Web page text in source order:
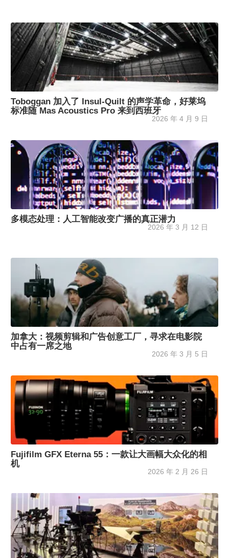
Toboggan 加入了 Insul-Quilt 的声学革命，好莱坞
标准随 Mas Acoustics Pro 来到西班牙
2026 年 4 月 9 日
多模态处理：人工智能改变广播的真正潜力
2026 年 3 月 12 日
加拿大：视频剪辑和广告创意工厂，寻求在电影院
中占有一席之地
2026 年 3 月 5 日
Fujifilm GFX Eterna 55：一款让大画幅大众化的相
机
2026 年 2 月 26 日